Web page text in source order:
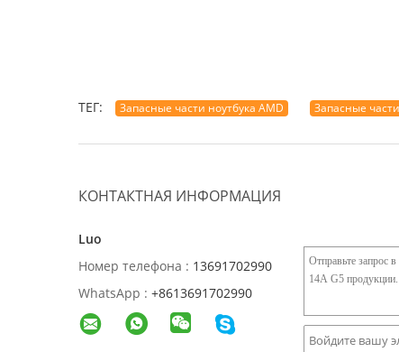
ТЕГ: Запасные части ноутбука AMD Запасные
КОНТАКТНАЯ ИНФОРМАЦИЯ
Luo
Номер телефона : 13691702990
WhatsApp : +8613691702990